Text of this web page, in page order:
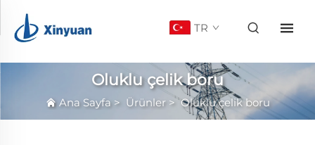
TR
Oluklu çelik boru
Ana Sayfa> Ürünler>Oluklu çelik boru